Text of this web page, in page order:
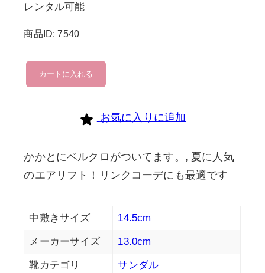
レンタル可能
商品ID: 7540
nike
個
カートに入れる
お気に入りに追加
かかとにベルクロがついてます。, 夏に人気
のエアリフト！リンクコーデにも最適です
中敷きサイズ 14.5cm
メーカーサイズ 13.0cm
靴カテゴリ サンダル